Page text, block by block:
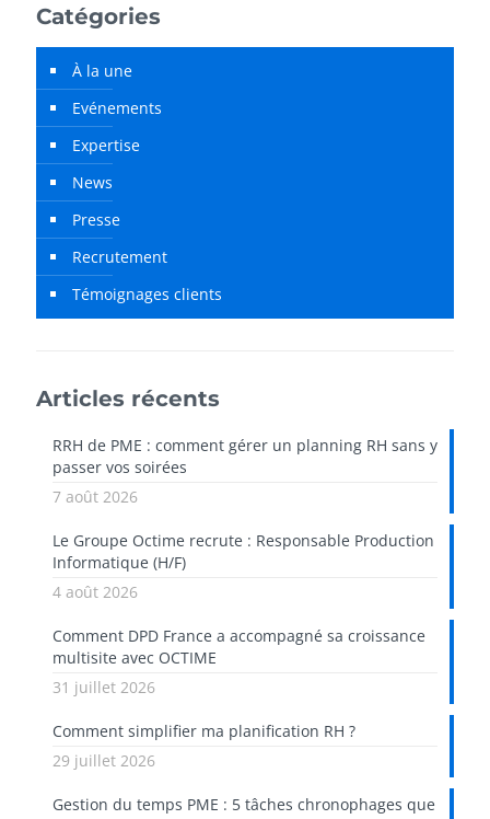
Catégories
À la une
Evénements
Expertise
News
Presse
Recrutement
Témoignages clients
Articles récents
RRH de PME : comment gérer un planning RH sans y
passer vos soirées
7 août 2026
Le Groupe Octime recrute : Responsable Production
Informatique (H/F)
4 août 2026
Comment DPD France a accompagné sa croissance
multisite avec OCTIME
31 juillet 2026
Comment simplifier ma planification RH ?
29 juillet 2026
Gestion du temps PME : 5 tâches chronophages que